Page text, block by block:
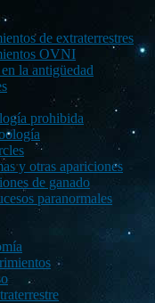
de extraterrestres
OVNI
la antigüedad
prohibida
y otras apariciones
de ganado
paranormales